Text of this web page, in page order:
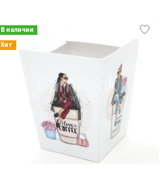
В наличии
Хит